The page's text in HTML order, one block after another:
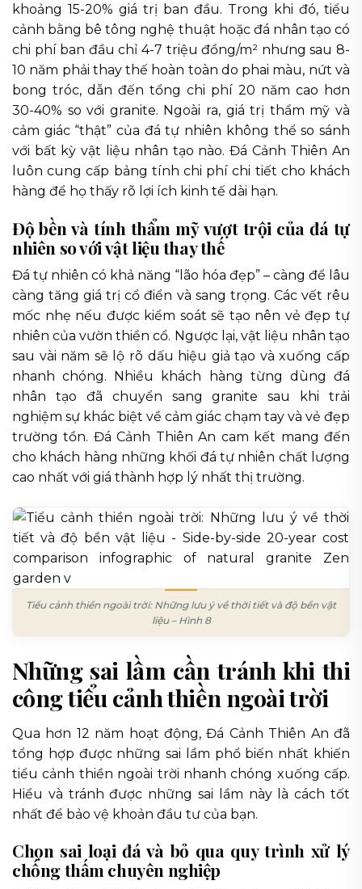
khoảng 15-20% giá trị ban đầu. Trong khi đó, tiểu
cảnh bằng bê tông nghệ thuật hoặc đá nhân tạo có
chi phí ban đầu chỉ 4-7 triệu đồng/m² nhưng sau 8-
10 năm phải thay thế hoàn toàn do phai màu, nứt và
bong tróc, dẫn đến tổng chi phí 20 năm cao hơn
30-40% so với granite. Ngoài ra, giá trị thẩm mỹ và
cảm giác “thật” của đá tự nhiên không thể so sánh
với bất kỳ vật liệu nhân tạo nào. Đá Cảnh Thiên An
luôn cung cấp bảng tính chi phí chi tiết cho khách
hàng để họ thấy rõ lợi ích kinh tế dài hạn.
Độ bền và tính thẩm mỹ vượt trội của đá tự
nhiên so với vật liệu thay thế
Đá tự nhiên có khả năng “lão hóa đẹp” – càng để lâu
càng tăng giá trị cổ điển và sang trọng. Các vết rêu
mốc nhẹ nếu được kiểm soát sẽ tạo nên vẻ đẹp tự
nhiên của vườn thiền cổ. Ngược lại, vật liệu nhân tạo
sau vài năm sẽ lộ rõ dấu hiệu giả tạo và xuống cấp
nhanh chóng. Nhiều khách hàng từng dùng đá
nhân tạo đã chuyển sang granite sau khi trải
nghiệm sự khác biệt về cảm giác chạm tay và vẻ đẹp
trường tồn. Đá Cảnh Thiên An cam kết mang đến
cho khách hàng những khối đá tự nhiên chất lượng
cao nhất với giá thành hợp lý nhất thị trường.
Tiểu cảnh thiền ngoài trời: Những lưu ý về thời tiết và độ bền vật
liệu – Hình 8
Những sai lầm cần tránh khi thi
công tiểu cảnh thiền ngoài trời
Qua hơn 12 năm hoạt động, Đá Cảnh Thiên An đã
tổng hợp được những sai lầm phổ biến nhất khiến
tiểu cảnh thiền ngoài trời nhanh chóng xuống cấp.
Hiểu và tránh được những sai lầm này là cách tốt
nhất để bảo vệ khoản đầu tư của bạn.
Chọn sai loại đá và bỏ qua quy trình xử lý
chống thấm chuyên nghiệp